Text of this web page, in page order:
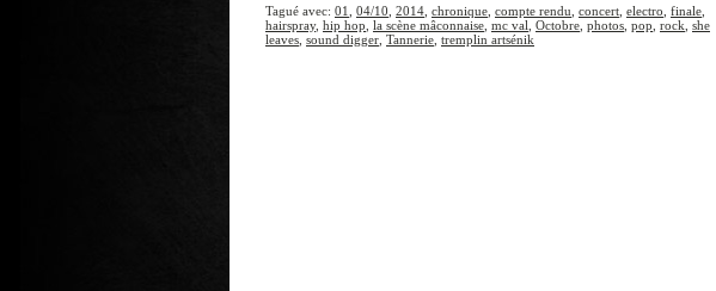
Tagué avec: 01 04/10 2014 chronique compte rendu concert electro finale
hairspray, hip hop la scène mâconnaise mc val Octobre photos pop rock she
leaves sound digger Tannerie tremplin artsénik